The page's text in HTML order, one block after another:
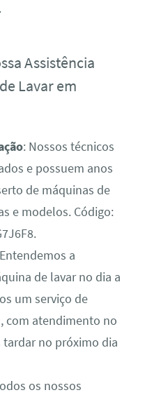
Assistência
Lavar em
: Nossos técnicos
e possuem anos
de máquinas de
e modelos. Código:
a
de lavar no dia a
um serviço de
com atendimento no
no próximo dia
os nossos